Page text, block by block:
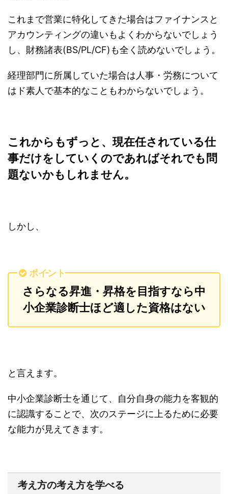
これまで営業に特化してきた場合はファイナンスと
アカウンティングの違いもよくわからないでしょう
し、財務諸表(BS/PL/CF)も全く読めないでしょう。
経理部門に所属していた場合は人事・労務について
はド素人で基本的なこともわからないでしょう。
これからもずっと、現在任されている仕
事だけをしていくのであればそれでも問
題ないかもしれません。
しかし、
ポイント
さらなる昇進・昇格を目指すなら中
小企業診断士ほど適した資格はない
と言えます。
中小企業診断士を通じて、自分自身の能力を客観的
に認識することで、次のステージに上るために必要
な能力が見えてきます。
考え方の考え方を学べる